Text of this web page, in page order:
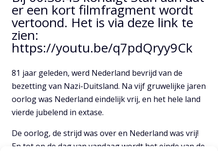
er een kort filmfragment wordt
vertoond. Het is via deze link te
zien:
https://youtu.be/q7pdQryy9Ck
81 jaar geleden, werd Nederland bevrijd van de
bezetting van Nazi-Duitsland. Na vijf gruwelijke jaren
oorlog was Nederland eindelijk vrij, en het hele land
vierde jubelend in extase.
De oorlog, de strijd was over en Nederland was vrij!
En tot op de dag van vandaag wordt het einde van de